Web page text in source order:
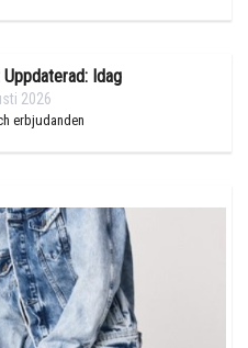
Idag
2026
erbjudanden